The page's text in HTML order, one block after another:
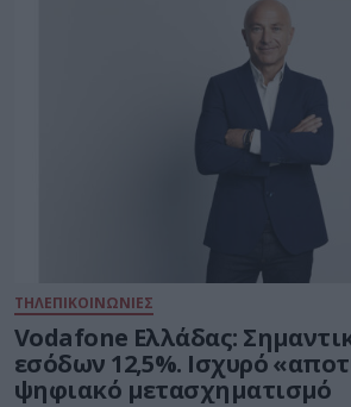
ΤΗΛΕΠΙΚΟΙΝΩΝΙΕΣ
Vodafone Ελλάδας:
εσόδων 12,5%. Ισχυρό
ψηφιακό μετασχηματισμό